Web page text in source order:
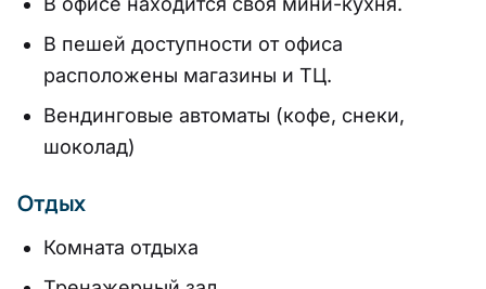
В пешей доступности от офиса
расположены магазины и ТЦ.
Вендинговые автоматы (кофе, снеки,
шоколад)
Отдых
Комната отдыха